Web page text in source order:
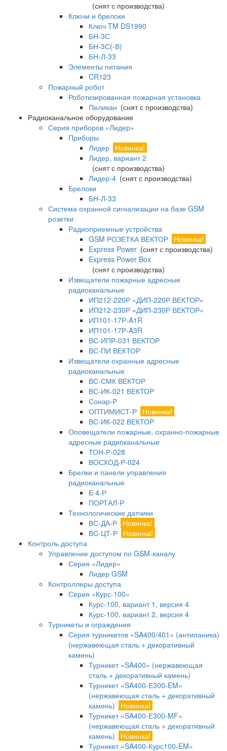
(снят с производства)
Ключи и брелоки
Ключ TM DS1990
БН-3С
БН-3С(-В)
БН-Л-33
Элементы питания
CR123
Пожарный робот
Роботизированная пожарная установка
Пеликан (снят с производства)
Радиоканальное оборудование
Серия приборов «Лидер»
Приборы
Лидер Новинка!
Лидер, вариант 2
(снят с производства)
Лидер-4 (снят с производства)
Брелоки
БН-Л-33
Система охранной сигнализации на базе GSM
розетки
Радиоприемные устройства
GSM РОЗЕТКА ВЕКТОР Новинка!
Express Power (снят с производства)
Express Power Box
(снят с производства)
Извещатели пожарные адресные
радиоканальные
ИП212-220Р «ДИП-220Р ВЕКТОР»
ИП212-230Р «ДИП-230Р ВЕКТОР»
ИП101-17Р-A1R
ИП101-17Р-A3R
ВС-ИПР-031 ВЕКТОР
ВС-ПИ ВЕКТОР
Извещатели охранные адресные
радиоканальные
ВС-СМК ВЕКТОР
ВС-ИК-021 ВЕКТОР
Сонар-Р
ОПТИМИСТ-Р Новинка!
ВС-ИК-022 ВЕКТОР
Оповещатели пожарные, охранно-пожарные
адресные радиоканальные
ТОН-Р-028
ВОСХОД-Р-024
Брелки и панели управления
радиоканальные
Б 4-Р
ПОРТАЛ-Р
Технологические датчики
ВС-ДА-Р Новинка!
ВС-ЦТ-Р Новинка!
Контроль доступа
Управление доступом по GSM-каналу
Серия «Лидер»
Лидер GSM
Контроллеры доступа
Серия «Курс-100»
Курс-100, вариант 1, версия 4
Курс-100, вариант 2, версия 4
Турникеты и ограждения
Серия турникетов «SA400/401» (антипаника)
(нержавеющая сталь + декоративный
камень)
Турникет «SA400» (нержавеющая
сталь + декоративный камень)
Турникет «SA400-Е300-EM»
(нержавеющая сталь + декоративный
камень)
Новинка!
Турникет «SA400-Е300-MF»
(нержавеющая сталь + декоративный
камень)
Новинка!
Турникет «SA400-Курс100-EM»